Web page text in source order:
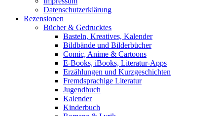
Datenschutzerklärung
Rezensionen
Bücher & Gedrucktes
Basteln, Kreatives, Kalender
Bildbände und Bilderbücher
Comic, Anime & Cartoons
E-Books, iBooks, Literatur-Apps
Erzählungen und Kurzgeschichten
Fremdsprachige Literatur
Jugendbuch
Kalender
Kinderbuch